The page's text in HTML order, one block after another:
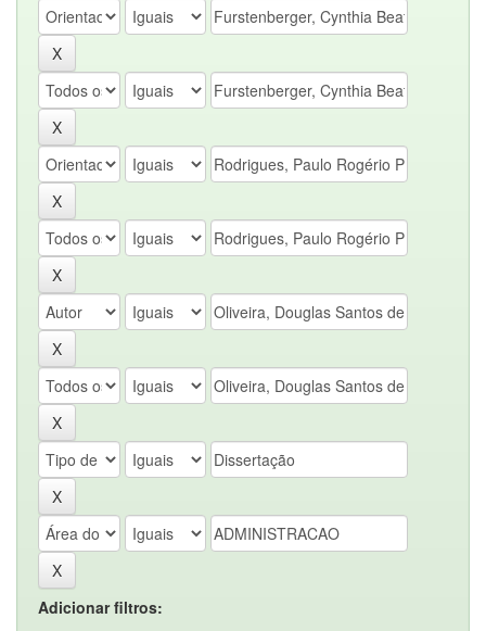
Adicionar filtros: